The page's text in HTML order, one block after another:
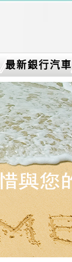
最新銀行汽車
借款消息